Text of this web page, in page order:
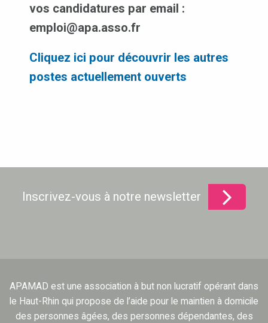
vos candidatures par email :
emploi@apa.asso.fr
Cliquez ici pour découvrir les autres
postes actuellement ouverts
Inscrivez-vous à notre newsletter
APAMAD est une association à but non lucratif opérant dans
le Haut-Rhin qui propose de l’aide pour le maintien à domicile
des personnes âgées, des personnes dépendantes, des